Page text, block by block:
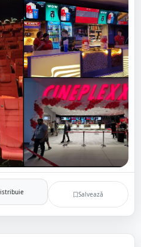
Salvează